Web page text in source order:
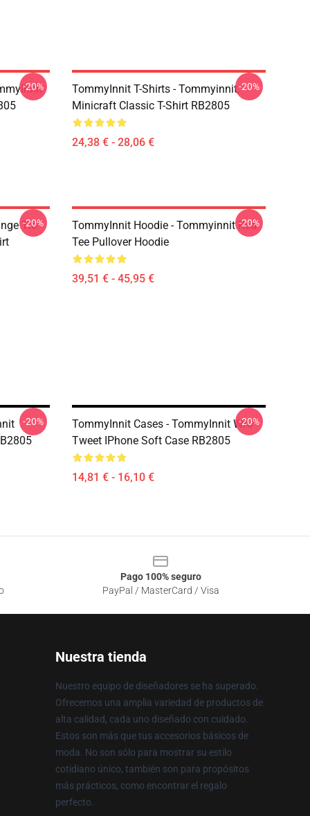
-20%
TommyInnit T-Shirts - Tommyinnit,
Minicraft Classic T-Shirt RB2805
24,38 € - 28,06 €
-20%
Tie-
-20%
TommyInnit Hoodie - Tommyinnit Red
Tee Pullover Hoodie
39,51 € - 45,95 €
-20%
-20%
TommyInnit Cases - TommyInnit WAP
Tweet IPhone Soft Case RB2805
14,81 € - 16,10 €
-20%
Pago 100% seguro
PayPal / MasterCard / Visa
Nuestra tienda
Nuestro equipo de diseñadores se ha superado.
Ofrecemos una amplia variedad de productos de
alta calidad, cada uno diseñado con cuidado.
Estos son más que tus accesorios básicos de
moda. No son sólo para mostrar su estilo
cotidiano único, también son para propósitos
más prácticos, como encontrar el regalo
perfecto.